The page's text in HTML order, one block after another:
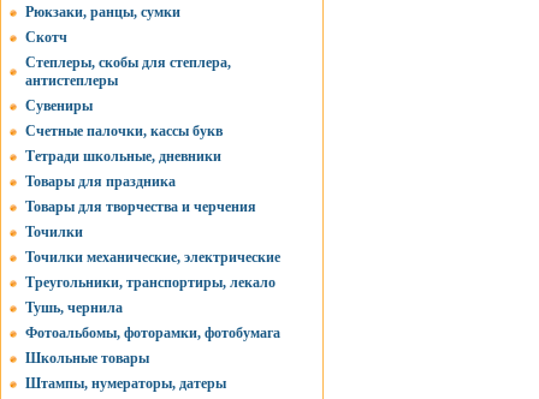
Рюкзаки, ранцы, сумки
Скотч
Степлеры, скобы для степлера,
антистеплеры
Сувениры
Счетные палочки, кассы букв
Тетради школьные, дневники
Товары для праздника
Товары для творчества и черчения
Точилки
Точилки механические, электрические
Треугольники, транспортиры, лекало
Тушь, чернила
Фотоальбомы, фоторамки, фотобумага
Школьные товары
Штампы, нумераторы, датеры